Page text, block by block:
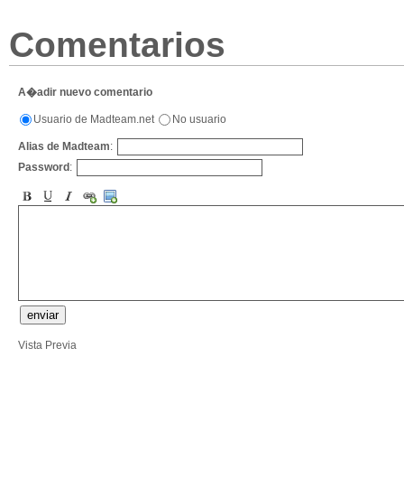
Comentarios
A�adir nuevo comentario
Usuario de Madteam.net No usuario
Alias de Madteam:
Password:
Vista Previa